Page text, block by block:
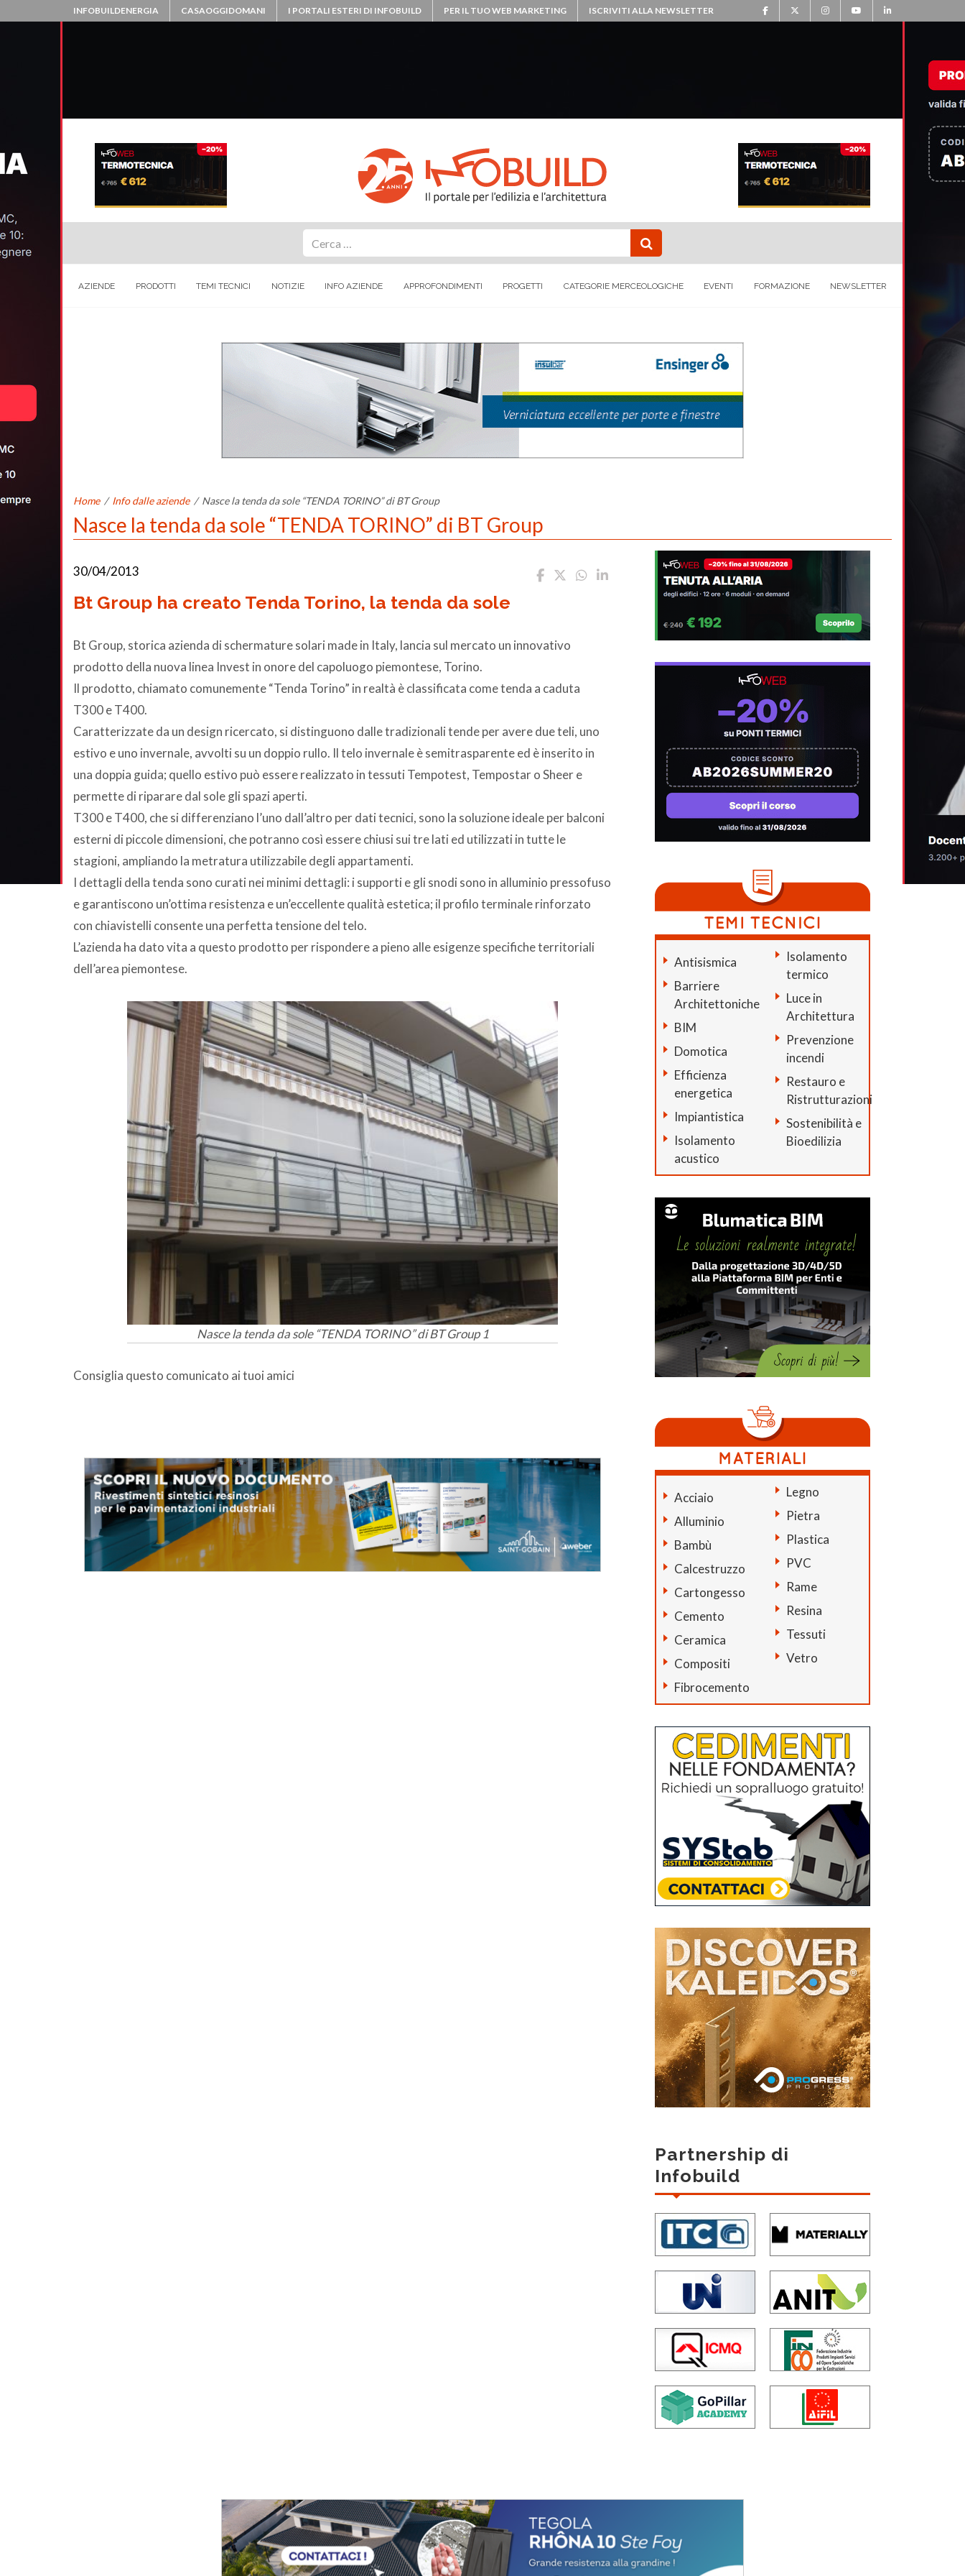
INFOBUILDENERGIA CASAOGGIDOMANI I PORTALI ESTERI DI INFOBUILD PER IL TUO WEB MARKETING ISCRIVITI ALLA NEWSLETTER
AZIENDE PRODOTTI TEMI TECNICI NOTIZIE INFO AZIENDE APPROFONDIMENTI PROGETTI CATEGORIE MERCEOLOGICHE EVENTI FORMAZIONE NEWSLETTER
Home / Info dalle aziende / Nasce la tenda da sole “TENDA TORINO” di BT Group
Nasce la tenda da sole “TENDA TORINO” di BT Group
30/04/2013
Bt Group ha creato Tenda Torino, la tenda da sole
Bt Group, storica azienda di schermature solari made in Italy, lancia sul mercato un innovativo
prodotto della nuova linea Invest in onore del capoluogo piemontese, Torino.
Il prodotto, chiamato comunemente “Tenda Torino” in realtà è classificata come tenda a caduta
T300 e T400.
Caratterizzate da un design ricercato, si distinguono dalle tradizionali tende per avere due teli, uno
estivo e uno invernale, avvolti su un doppio rullo. Il telo invernale è semitrasparente ed è inserito in
una doppia guida; quello estivo può essere realizzato in tessuti Tempotest, Tempostar o Sheer e
permette di riparare dal sole gli spazi aperti.
T300 e T400, che si differenziano l’uno dall’altro per dati tecnici, sono la soluzione ideale per balconi
esterni di piccole dimensioni, che potranno così essere chiusi sui tre lati ed utilizzati in tutte le
stagioni, ampliando la metratura utilizzabile degli appartamenti.
I dettagli della tenda sono curati nei minimi dettagli: i supporti e gli snodi sono in alluminio pressofuso
e garantiscono un’ottima resistenza e un’eccellente qualità estetica; il profilo terminale rinforzato
con chiavistelli consente una perfetta tensione del telo.
L’azienda ha dato vita a questo prodotto per rispondere a pieno alle esigenze specifiche territoriali
dell’area piemontese.
Nasce la tenda da sole “TENDA TORINO” di BT Group 1
Consiglia questo comunicato ai tuoi amici
Antisismica
Barriere
Architettoniche
BIM
Domotica
Efficienza
energetica
Impiantistica
Isolamento
acustico
Isolamento
termico
Luce in
Architettura
Prevenzione
incendi
Restauro e
Ristrutturazioni
Sostenibilità e
Bioedilizia
Acciaio
Alluminio
Bambù
Calcestruzzo
Cartongesso
Cemento
Ceramica
Compositi
Fibrocemento
Legno
Pietra
Plastica
PVC
Rame
Resina
Tessuti
Vetro
Partnership di
Infobuild